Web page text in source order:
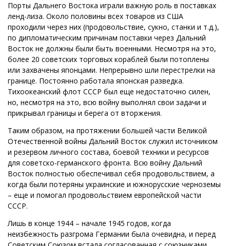
Порты Дальнего Востока играли важную роль в поставках
ленд-лиза. Около половины всех товаров из США
проходили через них (продовольствие, сукно, станки и т.д.),
по дипломатическим причинам поставки через Дальний
Восток не должны были быть военными. Несмотря на это,
более 20 советских торговых кораблей были потоплены
или захвачены японцами. Непрерывно шли перестрелки на
границе. Постоянно работала японская разведка.
Тихоокеанский флот СССР был еще недостаточно силен,
но, несмотря на это, всю войну выполнял свои задачи и
прикрывал границы и берега от вторжения.
Таким образом, на протяжении большей части Великой
Отечественной войны Дальний Восток служил источником
и резервом личного состава, боевой техники и ресурсов
для советско-германского фронта. Всю войну Дальний
Восток полностью обеспечивал себя продовольствием, а
когда были потеряны украинские и южнорусские черноземы
– еще и помогал продовольствием европейской части
СССР.
Лишь в конце 1944 – начале 1945 годов, когда
неизбежность разгрома Германии была очевидна, и перед